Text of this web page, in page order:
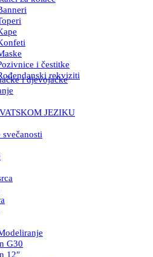
i čestitke
i djevojačke
rekviziti
JEZIKU
G30
12″